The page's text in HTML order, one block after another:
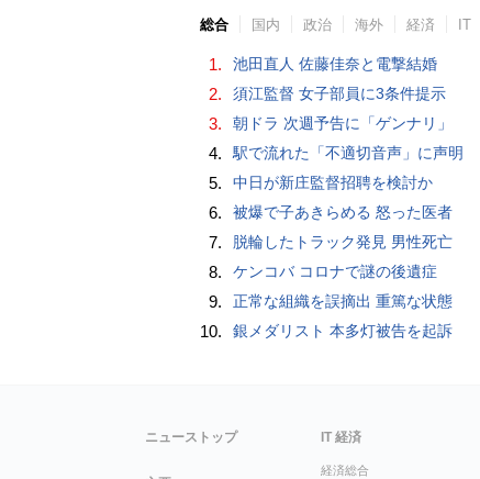
総合 国内 政治 海外 経済 IT
1. 池田直人 佐藤佳奈と電撃結婚
2. 須江監督 女子部員に3条件提示
3. 朝ドラ 次週予告に「ゲンナリ」
4. 駅で流れた「不適切音声」に声明
5. 中日が新庄監督招聘を検討か
6. 被爆で子あきらめる 怒った医者
7. 脱輪したトラック発見 男性死亡
8. ケンコバ コロナで謎の後遺症
9. 正常な組織を誤摘出 重篤な状態
10. 銀メダリスト 本多灯被告を起訴
ニューストップ IT 経済
経済総合